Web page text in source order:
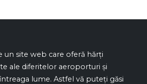
un site web care oferă hărți
ale diferitelor aeroporturi și
lume. Astfel vă puteți găsi